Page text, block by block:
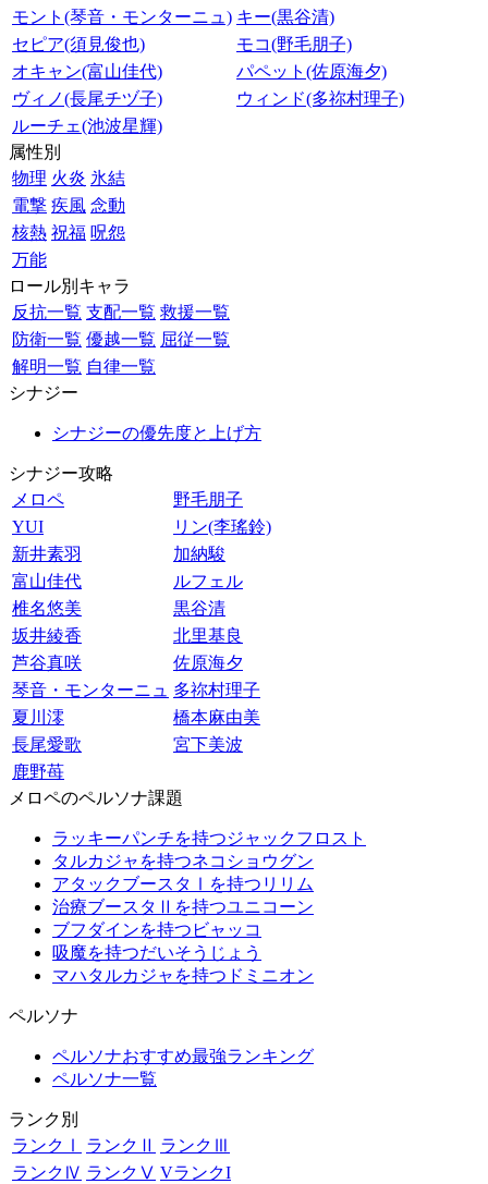
モント(琴音・モンターニュ) キー(黒谷清)
セピア(須見俊也)
モコ(野毛朋子)
オキャン(富山佳代)
パペット(佐原海夕)
ヴィノ(長尾チヅ子)
ウィンド(多祢村理子)
ルーチェ(池波星輝)
属性別
物理 火炎 氷結
電撃 疾風 念動
核熱 祝福 呪怨
万能
ロール別キャラ
反抗一覧 支配一覧 救援一覧
防衛一覧 優越一覧 屈従一覧
解明一覧 自律一覧
シナジー
シナジーの優先度と上げ方
シナジー攻略
メロペ
野毛朋子
YUI
リン(李瑤鈴)
新井素羽
加納駿
富山佳代
ルフェル
椎名悠美
黒谷清
坂井綾香
北里基良
芦谷真咲
佐原海夕
琴音・モンターニュ 多祢村理子
夏川澪
橋本麻由美
長尾愛歌
宮下美波
鹿野苺
メロペのペルソナ課題
ラッキーパンチを持つジャックフロスト
タルカジャを持つネコショウグン
アタックブースタⅠを持つリリム
治療ブースタⅡを持つユニコーン
ブフダインを持つビャッコ
吸魔を持つだいそうじょう
マハタルカジャを持つドミニオン
ペルソナ
ペルソナおすすめ最強ランキング
ペルソナ一覧
ランク別
ランクⅠ
ランクⅡ ランクⅢ
ランクⅣ ランクⅤ VランクI